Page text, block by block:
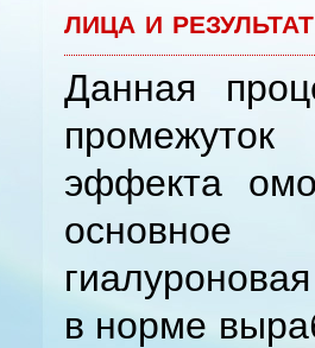
лица и
Данная
эффекта
в норме